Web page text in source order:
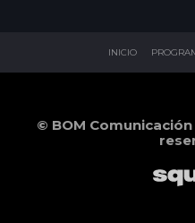
INICIO
© BOM